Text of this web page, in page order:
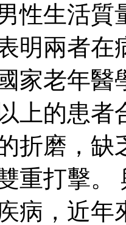
性生活
明兩者
家老年醫
上的患者
折磨，缺
重打擊。
病，近年